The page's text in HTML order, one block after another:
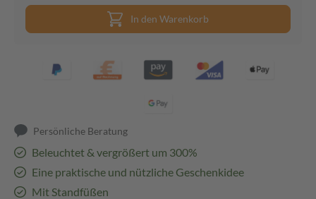
In den Warenkorb
Persönliche Beratung
Beleuchtet & vergrößert um 300%
Eine praktische und nützliche Geschenkidee
Mit Standfüßen